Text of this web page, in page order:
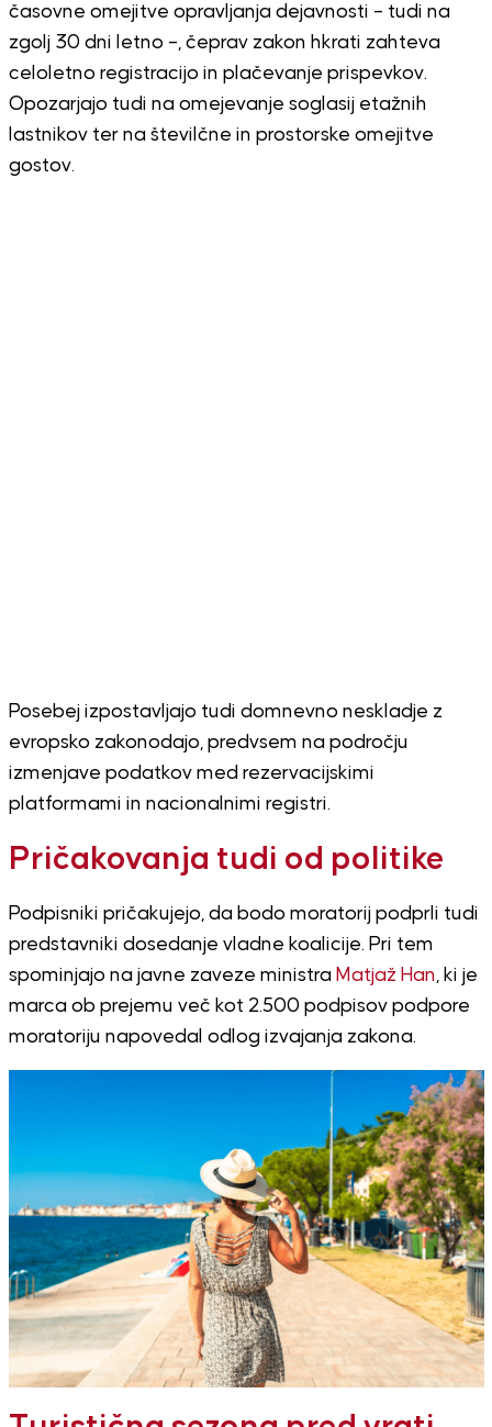
časovne omejitve opravljanja dejavnosti – tudi na
zgolj 30 dni letno –, čeprav zakon hkrati zahteva
celoletno registracijo in plačevanje prispevkov.
Opozarjajo tudi na omejevanje soglasij etažnih
lastnikov ter na številčne in prostorske omejitve
gostov.
Posebej izpostavljajo tudi domnevno neskladje z
evropsko zakonodajo, predvsem na področju
izmenjave podatkov med rezervacijskimi
platformami in nacionalnimi registri.
Pričakovanja tudi od politike
Podpisniki pričakujejo, da bodo moratorij podprli tudi
predstavniki dosedanje vladne koalicije. Pri tem
spominjajo na javne zaveze ministra Matjaž Han, ki je
marca ob prejemu več kot 2.500 podpisov podpore
moratoriju napovedal odlog izvajanja zakona.